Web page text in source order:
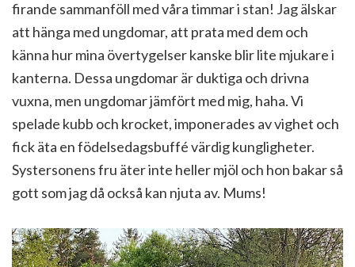
firande sammanföll med våra timmar i stan! Jag älskar
att hänga med ungdomar, att prata med dem och
känna hur mina övertygelser kanske blir lite mjukare i
kanterna. Dessa ungdomar är duktiga och drivna
vuxna, men ungdomar jämfört med mig, haha. Vi
spelade kubb och krocket, imponerades av vighet och
fick äta en födelsedagsbuffé värdig kungligheter.
Systersonens fru äter inte heller mjöl och hon bakar så
gott som jag då också kan njuta av. Mums!